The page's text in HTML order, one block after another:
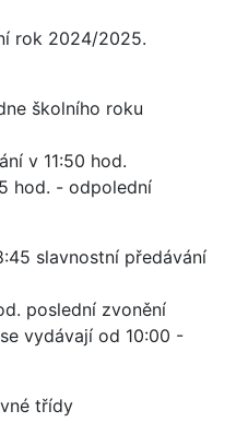
rok 2024/2025.
školního roku
v 11:50 hod.
hod. - odpolední
slavnostní předávání
zvonění
od 10:00 -
třídy